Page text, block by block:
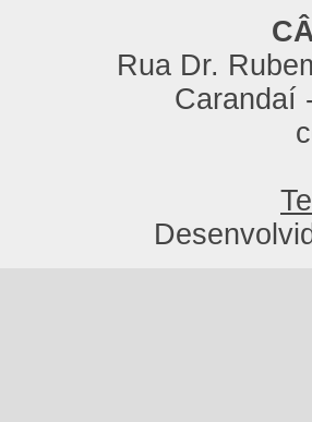
Rua Dr.
Carandaí